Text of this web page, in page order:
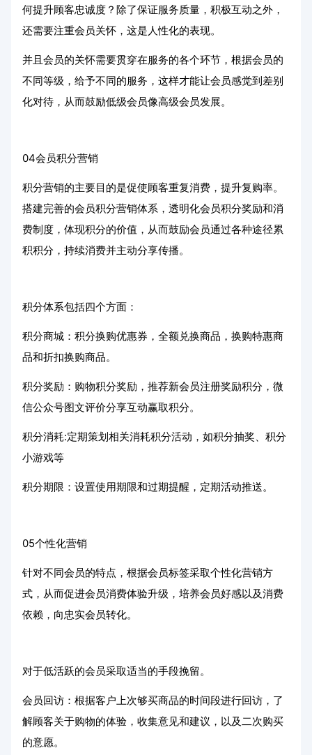
何提升顾客忠诚度？除了保证服务质量，积极互动之外，
还需要注重会员关怀，这是人性化的表现。
并且会员的关怀需要贯穿在服务的各个环节，根据会员的
不同等级，给予不同的服务，这样才能让会员感觉到差别
化对待，从而鼓励低级会员像高级会员发展。
04会员积分营销
积分营销的主要目的是促使顾客重复消费，提升复购率。
搭建完善的会员积分营销体系，透明化会员积分奖励和消
费制度，体现积分的价值，从而鼓励会员通过各种途径累
积积分，持续消费并主动分享传播。
积分体系包括四个方面：
积分商城：积分换购优惠券，全额兑换商品，换购特惠商
品和折扣换购商品。
积分奖励：购物积分奖励，推荐新会员注册奖励积分，微
信公众号图文评价分享互动赢取积分。
积分消耗:定期策划相关消耗积分活动，如积分抽奖、积分
小游戏等
积分期限：设置使用期限和过期提醒，定期活动推送。
05个性化营销
针对不同会员的特点，根据会员标签采取个性化营销方
式，从而促进会员消费体验升级，培养会员好感以及消费
依赖，向忠实会员转化。
对于低活跃的会员采取适当的手段挽留。
会员回访：根据客户上次够买商品的时间段进行回访，了
解顾客关于购物的体验，收集意见和建议，以及二次购买
的意愿。